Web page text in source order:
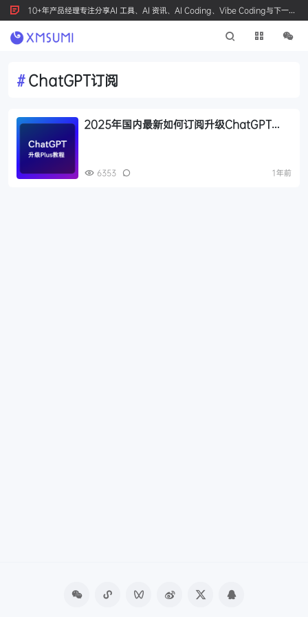
10+年产品经理专注分享AI 工具、AI 资讯、AI Coding、Vibe Coding与下一代
产品创新，按 Ctrl+D 收藏我们
#ChatGPT订阅
2025年国内最新如何订阅升级ChatGPT
6353 1年前